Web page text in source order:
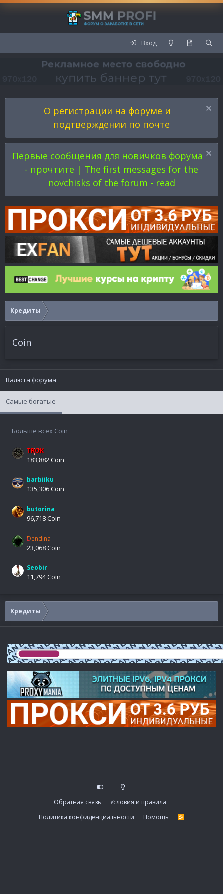
Вход
О регистрации на форуме и
подтверждении по почте
Первые сообщения для новичков форума
- прочтите | The first messages for the
novchisks of the forum - read
Кредиты
Coin
Валюта форума
Самые богатые
Больше всех Coin
TROK
183,882 Coin
barbiiku
135,306 Coin
butorina
96,718 Coin
Dendina
23,068 Coin
Seobir
11,794 Coin
Кредиты
Обратная связь
Условия и правила
Политика конфиденциальности
Помощь
R